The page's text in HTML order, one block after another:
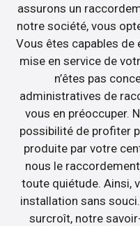
assurons un
notre société, vous
Vous êtes capables
mise en service de
n’êtes pas
administratives de
vous en préoccuper.
possibilité de profiter
produite par votre
nous le
toute quiétude. Ainsi,
installation sans
surcroît, notre